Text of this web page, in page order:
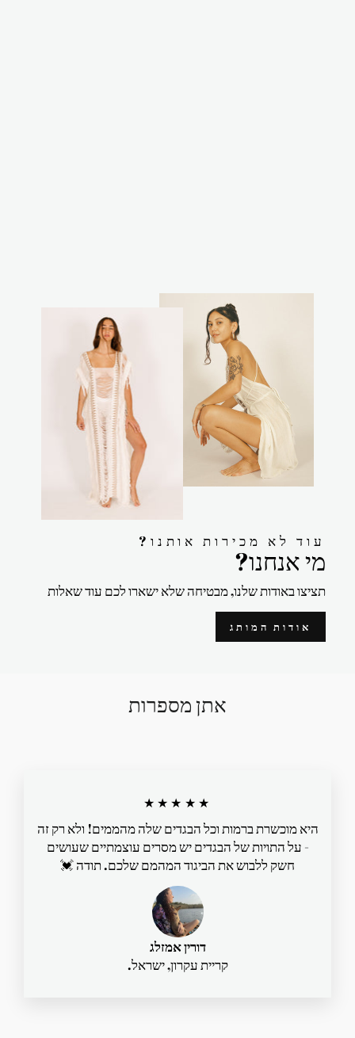
?עוד לא מכירות אותנו
?מי אנחנו
תציצו באודות שלנו, מבטיחה שלא ישארו לכם עוד שאלות
אודות המותג
אתן מספרות
★★★★★
היא מוכשרת ברמות וכל הבגדים שלה מהממים! ולא רק זה
- על התויות של הבגדים יש מסרים עוצמתיים שעושים
חשק ללבוש את הביגוד המהמם שלכם. תודה 💓
דורין אמזלג
קריית עקרון, ישראל.